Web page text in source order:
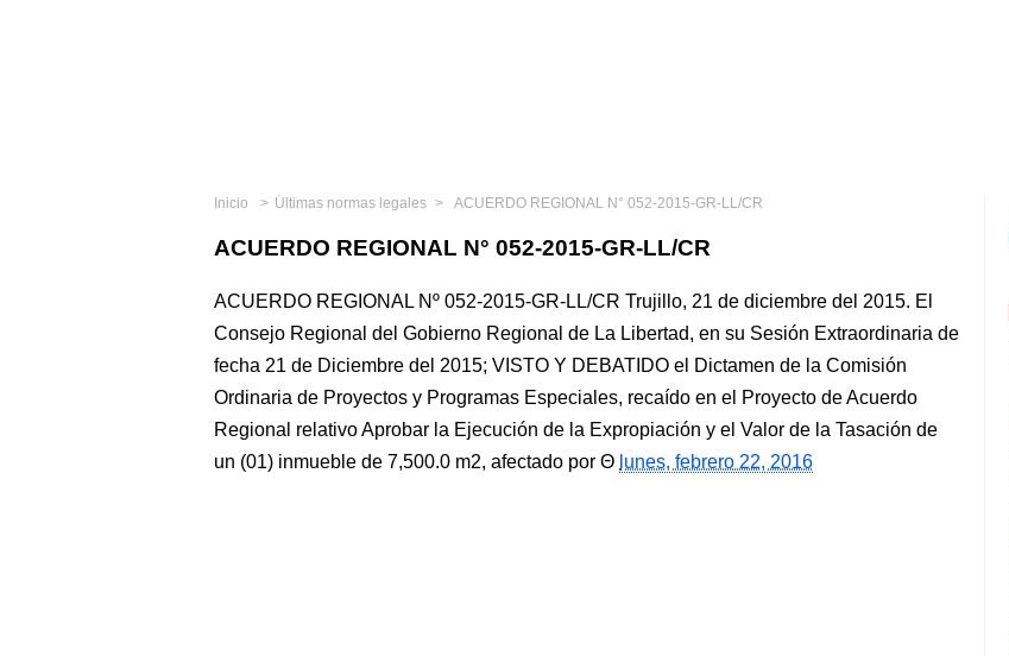
Inicio Últimas normas legales ACUERDO REGIONAL N° 052-2015-GR-LL/CR
ACUERDO REGIONAL N° 052-2015-GR-LL/CR
ACUERDO REGIONAL Nº 052-2015-GR-LL/CR Trujillo, 21 de diciembre del 2015. El
Consejo Regional del Gobierno Regional de La Libertad, en su Sesión Extraordinaria de
fecha 21 de Diciembre del 2015; VISTO Y DEBATIDO el Dictamen de la Comisión
Ordinaria de Proyectos y Programas Especiales, recaído en el Proyecto de Acuerdo
Regional relativo Aprobar la Ejecución de la Expropiación y el Valor de la Tasación de
un (01) inmueble de 7,500.0 m2, afectado por
lunes, febrero 22, 2016